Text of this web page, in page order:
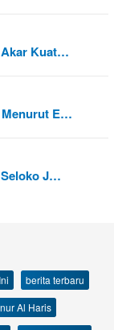
Akar Kuat…
Menurut E…
J…
berita terbaru
Al Haris